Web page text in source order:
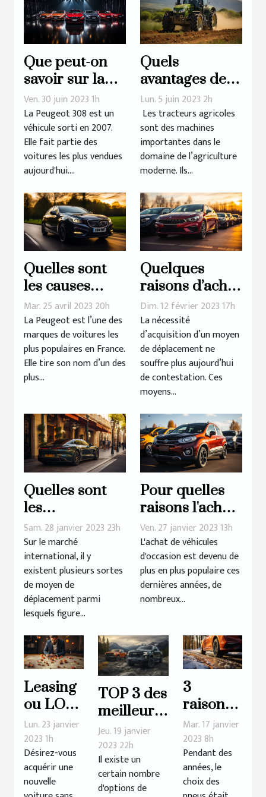
Que peut-on
savoir sur la
longue lignée
de la Peugeot
308 ?
Ven. 30 juin 2023 1h
La Peugeot 308 est un
véhicule sorti en 2007.
Elle fait partie des
voitures les plus vendues
aujourd'hui....
Quels
avantages des
tracteurs
agricoles pour
l’efficacité et la
productivité
des
agricoles ?
Lun. 5 juin 2023 2h
Les tracteurs agricoles
sont des machines
importantes dans le
domaine de l’agriculture
moderne. Ils...
Quelles sont
les causes
d’une panne
de démarrage
chez la
Peugeot 308 ?
Mar. 25 avril 2023 20h
La Peugeot est l’une des
marques de voitures les
plus populaires en France.
Elle tire son nom d’un des
plus...
Quelques
raisons d’achat
d’une voiture
d’occasion
Dim. 12 février 2023 17h
La nécessité
d’acquisition d’un moyen
de déplacement ne
souffre plus aujourd’hui
de contestation. Ces
moyens...
Quelles sont
les
conséquences
de l'utilisation
d'une voiture
électrique ?
Sam. 28 janvier 2023 23h
Sur le marché
international, il y
existent plusieurs sortes
de moyen de
déplacement parmi
lesquels figure...
Pour quelles
raisons l'achat
de véhicules
d'occasion
connaît-il un
tel succès?
Ven. 27 janvier 2023 13h
L'achat de véhicules
d'occasion est devenu de
plus en plus populaire ces
dernières années, de
nombreux...
Leasing
ou LOA:
Quelles
sont les
erreurs
à éviter ?
Lun. 23 janvier
2023 1h
Désirez-vous
acquérir une
nouvelle
TOP 3 des
meilleures
marques
de pick-up
Jeu. 19 janvier
2023 22h
Il existe un
certain nombre
d'options de
3
raisons
d’utiliser
les
pneus 4
saisons
pour
Mar. 17 janvier
2023 8h
Pendant des
années, le
choix des